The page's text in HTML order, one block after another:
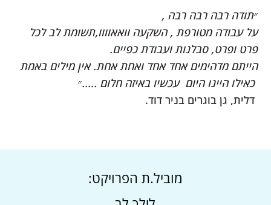
״תודה רבה רבה רבה ,
על עבודה מטורפת , השקעה וואאוווו,תשומת לב לכל
פרט ופרט, סבלנות ועבודת כפיים.
הייתם מדהימים אחד אחד ואחת אחת. אין מילים באמת
כאילו היינו היום עכשיו באיזה חלום .....״
דלית, גן בוגרים בניר דוד.
מוביל.ת הפרויקט: